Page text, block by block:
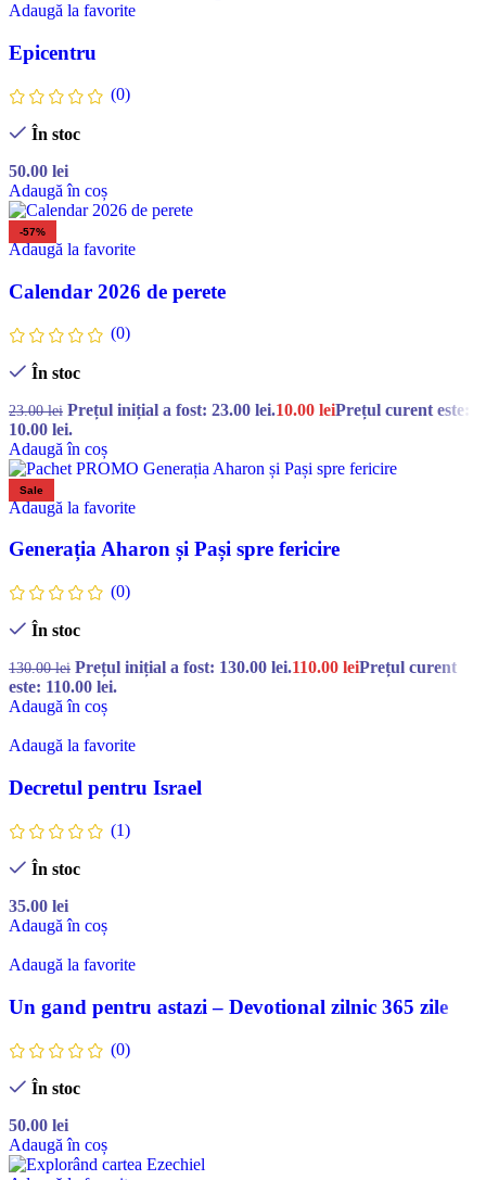
Adaugă la favorite
Epicentru
(0)
În stoc
50.00 lei
Adaugă în coș
-57%
Adaugă la favorite
Calendar 2026 de perete
(0)
În stoc
23.00lei Prețul inițial a fost: 23.00 lei.10.00 leiPrețul curent este:
10.00 lei.
Adaugă în coș
Sale
Adaugă la favorite
Generația Aharon și Pași spre fericire
(0)
În stoc
130.00lei Prețul inițial a fost: 130.00 lei.110.00 leiPrețul curent
este: 110.00 lei.
Adaugă în coș
Adaugă la favorite
Decretul pentru Israel
(1)
În stoc
35.00 lei
Adaugă în coș
Adaugă la favorite
Un gand pentru astazi – Devotional zilnic 365 zile
(0)
În stoc
50.00 lei
Adaugă în coș